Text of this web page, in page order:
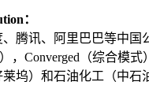
：
腾讯、阿里巴巴等中
，Converged（综合模
坞）和石油化工（中石